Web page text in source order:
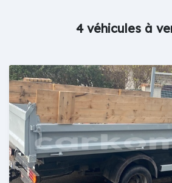
4 véhicules à